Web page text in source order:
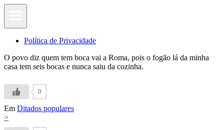
Política de Privacidade
O povo diz quem tem boca vai a Roma, pois o fogão lá da minha
casa tem seis bocas e nunca saiu da cozinha.
0
Em Ditados populares
>